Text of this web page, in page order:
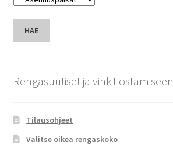
HAE
Rengasuutiset ja vinkit ostamiseen
Tilausohjeet
Valitse oikea rengaskoko